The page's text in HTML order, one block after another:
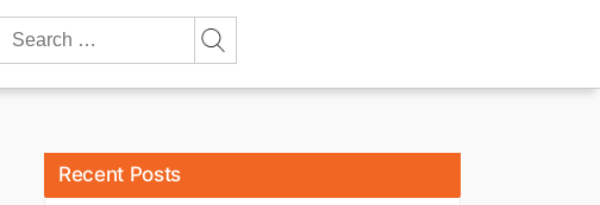
Search
Recent Posts